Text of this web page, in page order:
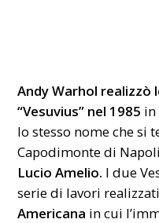
Andy Warhol realizzò
“Vesuvius” nel 1985 in
lo stesso nome che si
Capodimonte di
Lucio Amelio. I due
serie di lavori
Americana in cui